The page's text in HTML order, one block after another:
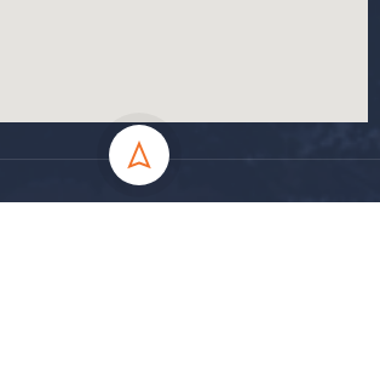
جميع الحقوق محفوظة جامعة المسيلة - 2024